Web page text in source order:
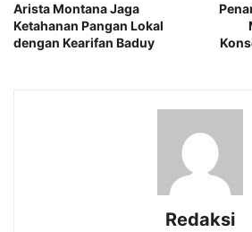
Arista Montana Jaga
Ketahanan Pangan Lokal
dengan Kearifan Baduy
Redaksi